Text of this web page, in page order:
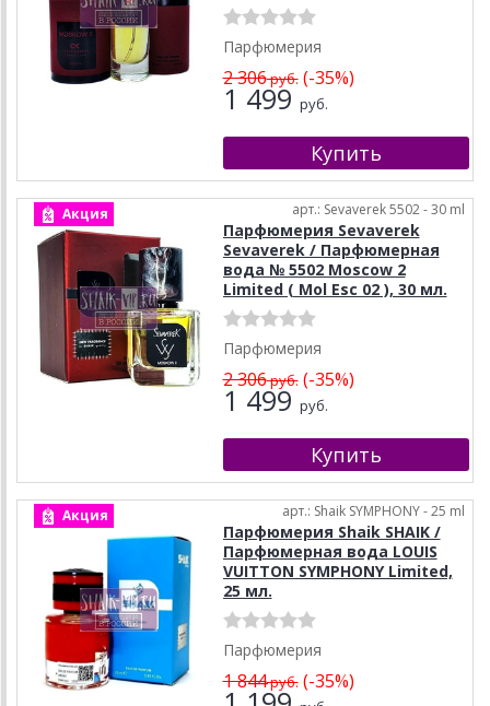
Парфюмерия
2 306руб.(-35%)
1 499 руб.
Акция арт.: Sevaverek 5502 - 30 ml
Парфюмерия Sevaverek
Sevaverek / Парфюмерная
вода № 5502 Moscow 2
Limited ( Mol Esc 02 ), 30 мл.
Парфюмерия
2 306руб.(-35%)
1 499 руб.
Акция арт.: Shaik SYMPHONY - 25 ml
Парфюмерия Shaik SHAIK /
Парфюмерная вода LOUIS
VUITTON SYMPHONY Limited,
25 мл.
Парфюмерия
1 844руб.(-35%)